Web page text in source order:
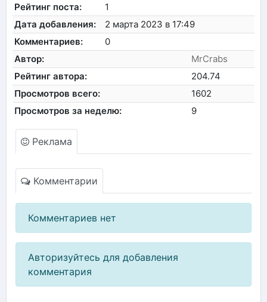
Рейтинг поста:
1
Дата добавления:
2 марта 2023 в 17:49
Комментариев:
0
Автор:
MrCrabs
Рейтинг автора:
204.74
Просмотров всего:
1602
Просмотров за неделю:
9
Реклама
Комментарии
Комментариев нет
Авторизуйтесь для добавления
комментария